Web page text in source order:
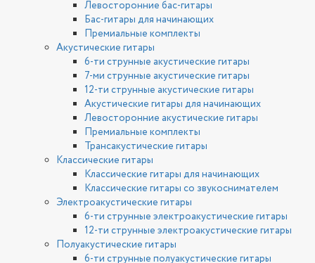
Левосторонние бас-гитары
Бас-гитары для начинающих
Премиальные комплекты
Акустические гитары
6-ти струнные акустические гитары
7-ми струнные акустические гитары
12-ти струнные акустические гитары
Акустические гитары для начинающих
Левосторонние акустические гитары
Премиальные комплекты
Трансакустические гитары
Классические гитары
Классические гитары для начинающих
Классические гитары со звукоснимателем
Электроакустические гитары
6-ти струнные электроакустические гитары
12-ти струнные электроакустические гитары
Полуакустические гитары
6-ти струнные полуакустические гитары